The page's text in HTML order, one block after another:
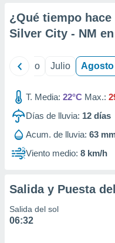
mediante
publicidad
de
1199
¿Qué tiempo
Silver City - NM en
Junio Julio Agosto
T. Media: 22°C Max.:
Días de lluvia: 12 días
Acum. de lluvia: 63
Viento medio: 8 km/h
Salida y Puesta
Salida del sol
06:32